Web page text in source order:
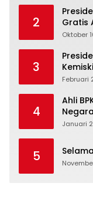
2
Gratis
Depan
Oktober
3
Februari
4
Ahli
Januari
5